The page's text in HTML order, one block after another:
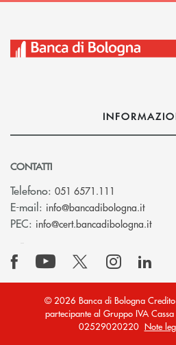
CONTATTI
Telefono: 051 6571.111
E-mail: info@bancadibologna.it(si
PEC: info@cert.bancadibologna.it(si
© 2026 Banca di Bologna
partecipante al Gruppo IVA Cassa
02529020220 Note